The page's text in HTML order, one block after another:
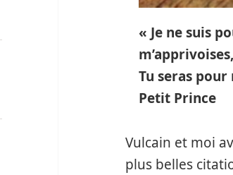
« Je ne suis
Tu seras
Petit Prince
Vulcain et moi
plus belles